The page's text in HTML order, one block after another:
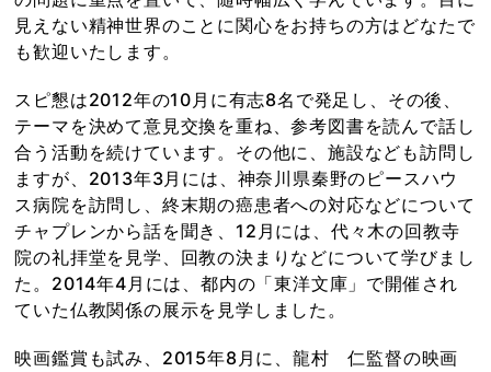
見えない精神世界のことに関心をお持ちの方はどなたで
も歓迎いたします。
スピ懇は2012年の10月に有志8名で発足し、その後、
テーマを決めて意見交換を重ね、参考図書を読んで話し
合う活動を続けています。その他に、施設なども訪問し
ますが、2013年3月には、神奈川県秦野のピースハウ
ス病院を訪問し、終末期の癌患者への対応などについて
チャプレンから話を聞き、12月には、代々木の回教寺
院の礼拝堂を見学、回教の決まりなどについて学びまし
た。2014年4月には、都内の「東洋文庫」で開催され
ていた仏教関係の展示を見学しました。
映画鑑賞も試み、2015年8月に、龍村 仁監督の映画